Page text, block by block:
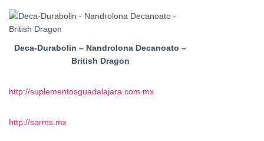
Deca-Durabolin – Nandrolona Decanoato –
British Dragon
http://suplementosguadalajara.com.mx
http://sarms.mx